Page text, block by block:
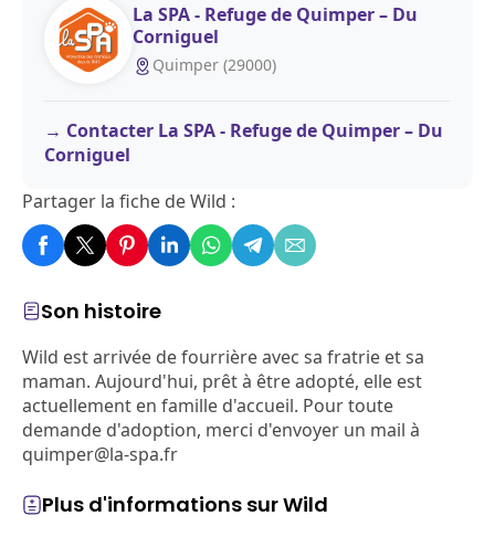
Son histoire
Wild est arrivée de fourrière avec sa fratrie et sa
maman. Aujourd'hui, prêt à être adopté, elle est
actuellement en famille d'accueil. Pour toute
demande d'adoption, merci d'envoyer un mail à
quimper@la-spa.fr
Plus d'informations sur Wild
La SPA - Refuge de Quimper – Du
Corniguel
Quimper (29000)
Contacter La SPA - Refuge de Quimper – Du
Corniguel
Partager la fiche de Wild :